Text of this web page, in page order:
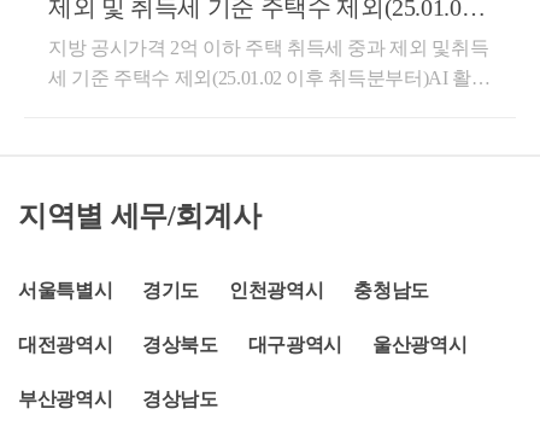
내 해당 소득이 못미치는 경우에는 2년 이내 소득이 1
8,670,080원(9,335,040원 x 2년) 이상이어야 합니다. 다
만, 미성년자인 경우는 제외합니다. 미성년자는 소득
세 이상의 자녀, 혼인한 자녀 또는 소득요건을 충족하
로 세대 전원이 90일 이상 출국하는 경우로서 해당 세
고한 경우에는 별도 세대로 봅니다.4. 취득 후 60일 이
내 세대 분리별도의 세대를 구성할 수 있는 사람이 주
다.주택을 취득하는 사람의 배우자, 취득일 현재 미혼
인 30세 미만의 자녀는 주민등록표에 함께 기재되어
있지 않더라도 1세대에 속한 것으로 봅니다.다만, 동일
같은 세대로 보지만 일부 예외가 인정이 됩니다. 30세
미만이더라도 주택 취득일이 속하는 달의 직전 12개월
부모와 별도세대로 인정이 됩니다.2022년 기준 중위소
이 속하는 달의 직전 12개월 동안의 소득이 9,335,040원
내 해당 소득이 못미치는 경우에는 2년 이내 소득이 1
제외 및 취득세 기준 주택수 제외(25.01.02
이후 취득분부터
지방 공시가격 2억 이하 주택 취득세 중과 제외 및취득
세 기준 주택수 제외(25.01.02 이후 취득분부터)AI 활용
권은 불가능합니다.이는 지방의 주택 거래를 활성화
시켜 주택시장 활기를 띄기 위한 개정입니다.따라서
하더라도 1% 취득세가 적용되며, 다른 주택을 취득할
기준으로 취득세가 적용이 됩니다.아래는 행정안전부
안에 대한 적용 시점은?➜ ‘2025년 경제정책방향’ 발표
지역별 세무/회계사
서울특별시 경기도 인천광역시 충청남도
대전광역시 경상북도 대구광역시 울산광역시
부산광역시 경상남도